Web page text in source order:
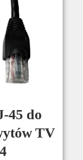
45 do
TV